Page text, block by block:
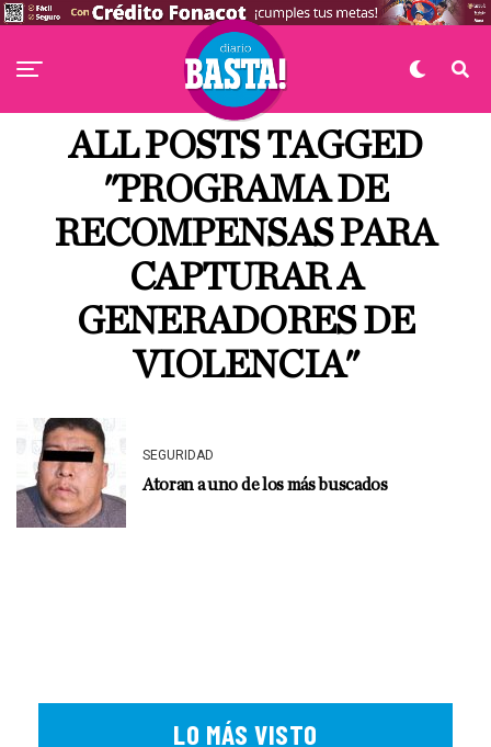
ALL POSTS TAGGED
"PROGRAMA DE
RECOMPENSAS PARA
CAPTURAR A
GENERADORES DE
VIOLENCIA"
SEGURIDAD
Atoran a uno de los más buscados
LO MÁS VISTO